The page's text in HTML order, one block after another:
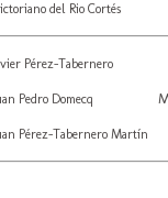
del Rio Cortés
Pérez-Tabernero
Pedro Domecq
Pérez-Tabernero Martín